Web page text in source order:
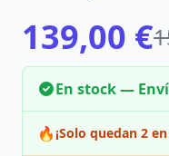
139,00 €
En stock —
🔥¡Solo quedan 2